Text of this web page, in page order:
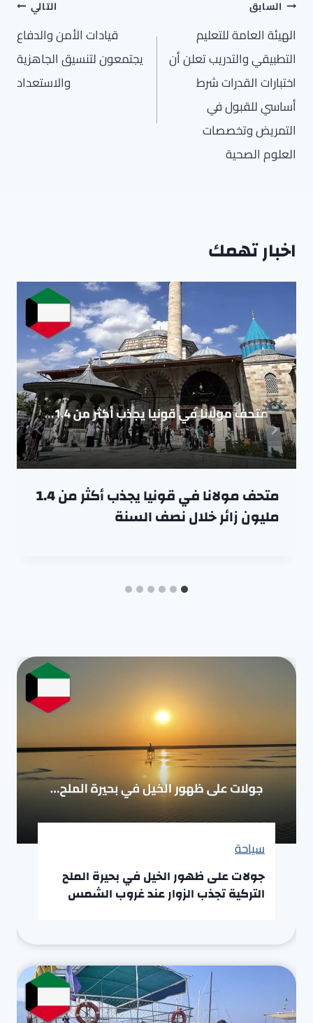
المقالات
السابق
الهيئة العامة للتعليم
التطبيقي والتدريب تعلن أن
اختبارات القدرات شرط
أساسي للقبول في
التمريض وتخصصات
العلوم الصحية
التالي
قيادات الأمن والدفاع
يجتمعون لتنسيق الجاهزية
والاستعداد
اخبار تهمك
متحف مولانا في قونيا يجذب أكثر من 1.4
مليون زائر خلال نصف السنة
سياحة
جولات على ظهور الخيل في بحيرة الملح
التركية تجذب الزوار عند غروب الشمس